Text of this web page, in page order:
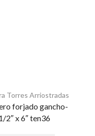
Torres Arriostradas
forjado gancho-
2″ x 6″ ten36